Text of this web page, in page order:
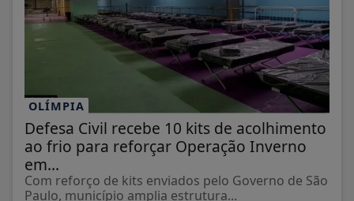
OLÍMPIA
Defesa Civil recebe 10 kits de acolhimento
ao frio para reforçar Operação Inverno
em...
Com reforço de kits enviados pelo Governo de São
Paulo, município amplia estrutura...